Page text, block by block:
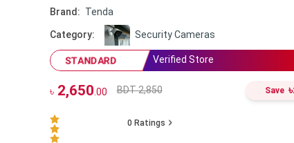
Brand: Tenda
Category: Security Cameras
STANDARD Verified Store
৳2,650 .00 BDT 2,850 Save ৳
0 Ratings